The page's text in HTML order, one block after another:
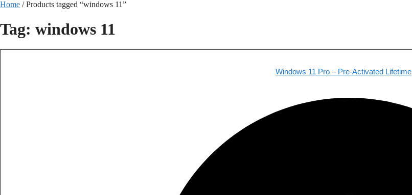
Skip
content
Home / Products tagged “windows 11”
Tag: windows 11
Windows 11 Pro – Pre-Activated Lifetime